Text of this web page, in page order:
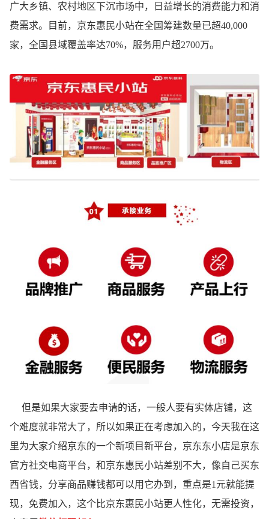
广大乡镇、农村地区下沉市场中，日益增长的消费能力和消
费需求。目前，京东惠民小站在全国筹建数量已超40,000
家，全国县域覆盖率达70%，服务用户超2700万。
但是如果大家要去申请的话，一般人要有实体店铺，这
个难度就非常大了，所以如果正在考虑加入的，今天我在这
里为大家介绍京东的一个新项目新平台，京东东小店是京东
官方社交电商平台，和京东惠民小站差别不大，像自己买东
西省钱，分享商品赚钱都可以用它办到，重点是1元就能提
现，免费加入，这个比京东惠民小站更人性化，无需投资，